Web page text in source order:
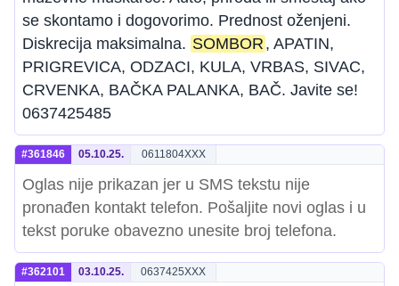
se skontamo i dogovorimo. Prednost oženjeni.
Diskrecija maksimalna. SOMBOR , APATIN,
PRIGREVICA, ODZACI, KULA, VRBAS, SIVAC,
CRVENKA, BAČKA PALANKA, BAČ. Javite se!
0637425485
#361846 05.10.25. 0611804XXX
Oglas nije prikazan jer u SMS tekstu nije
pronađen kontakt telefon. Pošaljite novi oglas i u
tekst poruke obavezno unesite broj telefona.
#362101 03.10.25. 0637425XXX